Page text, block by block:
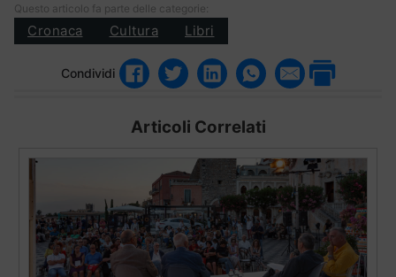
Questo articolo fa parte delle categorie:
Cronaca Cultura Libri
Condividi
Articoli Correlati